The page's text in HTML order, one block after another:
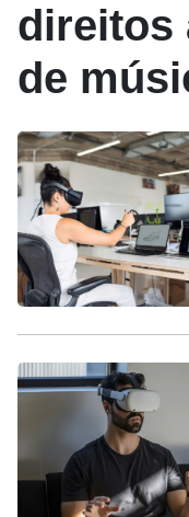
direitos
de